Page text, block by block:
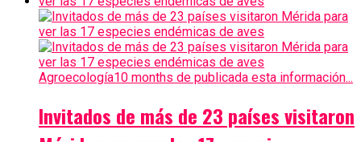
Agroecología10 months de publicada esta información...
Invitados de más de 23 países visitaron